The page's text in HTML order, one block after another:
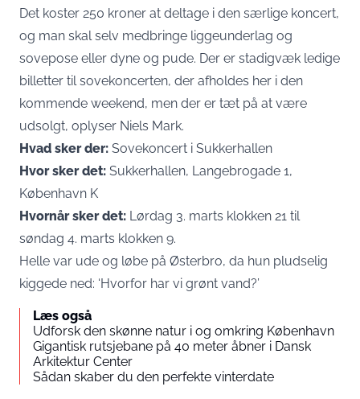
Det koster 250 kroner at deltage i den særlige koncert,
og man skal selv medbringe liggeunderlag og
sovepose eller dyne og pude. Der er stadigvæk ledige
billetter til sovekoncerten, der afholdes her i den
kommende weekend, men der er tæt på at være
udsolgt, oplyser Niels Mark.
Hvad sker der: Sovekoncert i Sukkerhallen
Hvor sker det: Sukkerhallen, Langebrogade 1,
København K
Hvornår sker det: Lørdag 3. marts klokken 21 til
søndag 4. marts klokken 9.
Helle var ude og løbe på Østerbro, da hun pludselig
kiggede ned: ‘Hvorfor har vi grønt vand?’
Læs også
Udforsk den skønne natur i og omkring København
Gigantisk rutsjebane på 40 meter åbner i Dansk
Arkitektur Center
Sådan skaber du den perfekte vinterdate